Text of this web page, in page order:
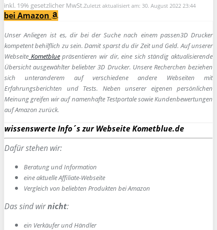
inkl. 19% gesetzlicher MwSt.Zuletzt aktualisiert am: 30. August 2022 23:44
bei Amazon
Unser Anliegen ist es, dir bei der Suche nach einem passen3D Drucker
kompetent behilflich zu sein.Damit sparst du dir Zeit und Geld. Auf unserer
Webseite Kometbluepräsentieren wir dir, eine sich ständig aktualisierende
Übersicht ausgewählter beliebter 3D Drucker. Unsere Recherchen beziehen
sich unteranderem auf verschiedene andere Webseiten mit
Erfahrungsberichten und Tests. Neben unserer eigenen persönlichen
Meinung greifen wir auf namenhafte Testportale sowie Kundenbewertungen
auf Amazon zurück.
wissenswerte Info´s zur Webseite Kometblue.de
Dafür stehen wir:
Beratung und Information
eine aktuelle Affiliate-Webseite
Vergleich von beliebten Produkten bei Amazon
Das sind wirnicht:
ein Verkäufer und Händler